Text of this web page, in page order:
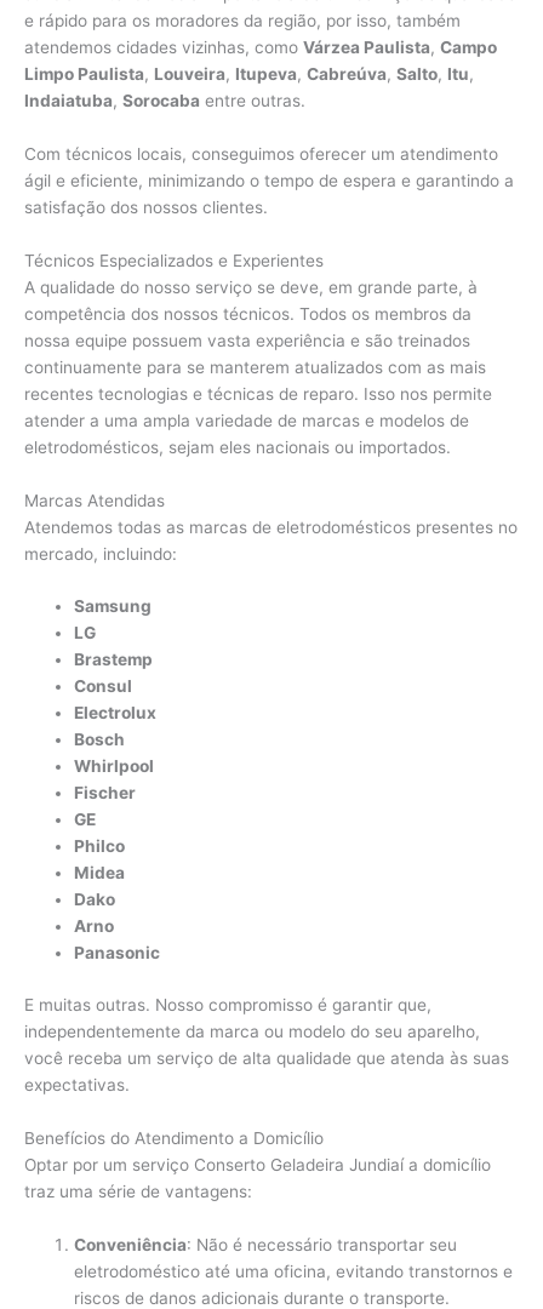
e rápido para os moradores da região, por isso, também
atendemos cidades vizinhas, como Várzea Paulista, Campo
Limpo Paulista, Louveira, Itupeva, Cabreúva, Salto, Itu,
Indaiatuba, Sorocaba entre outras.
Com técnicos locais, conseguimos oferecer um atendimento
ágil e eficiente, minimizando o tempo de espera e garantindo a
satisfação dos nossos clientes.
Técnicos Especializados e Experientes
A qualidade do nosso serviço se deve, em grande parte, à
competência dos nossos técnicos. Todos os membros da
nossa equipe possuem vasta experiência e são treinados
continuamente para se manterem atualizados com as mais
recentes tecnologias e técnicas de reparo. Isso nos permite
atender a uma ampla variedade de marcas e modelos de
eletrodomésticos, sejam eles nacionais ou importados.
Marcas Atendidas
Atendemos todas as marcas de eletrodomésticos presentes no
mercado, incluindo:
Samsung
LG
Brastemp
Consul
Electrolux
Bosch
Whirlpool
Fischer
GE
Philco
Midea
Dako
Arno
Panasonic
E muitas outras. Nosso compromisso é garantir que,
independentemente da marca ou modelo do seu aparelho,
você receba um serviço de alta qualidade que atenda às suas
expectativas.
Benefícios do Atendimento a Domicílio
Optar por um serviço Conserto Geladeira Jundiaí a domicílio
traz uma série de vantagens:
Conveniência: Não é necessário transportar seu
eletrodoméstico até uma oficina, evitando transtornos e
riscos de danos adicionais durante o transporte.